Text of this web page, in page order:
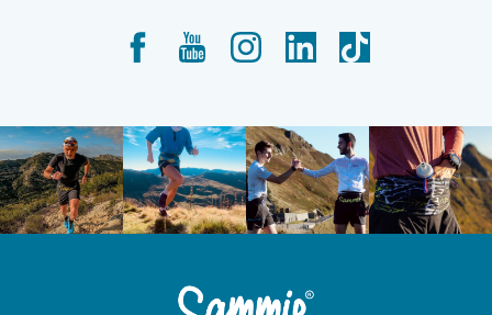
FacebookYouTube InstagramLinkedIn